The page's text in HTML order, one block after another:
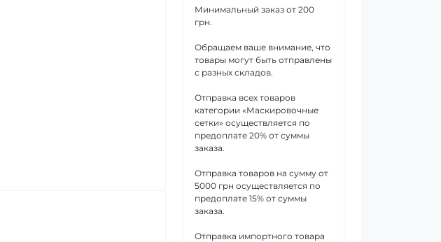
Минимальный заказ от 200
грн.
Обращаем ваше внимание, что
товары могут быть отправлены
с разных складов.
Отправка всех товаров
категории «Маскировочные
сетки» осуществляется по
предоплате 20% от суммы
заказа.
Отправка товаров на сумму от
5000 грн осуществляется по
предоплате 15% от суммы
заказа.
Отправка импортного товара